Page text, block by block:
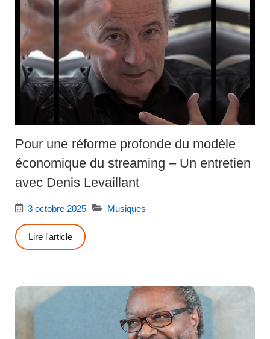
Pour une réforme profonde du modèle
économique du streaming – Un entretien
avec Denis Levaillant
3 octobre 2025 Musiques
Lire l'article